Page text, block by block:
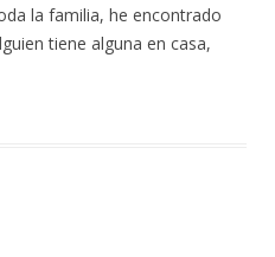
la familia, he encontrado
tiene alguna en casa,